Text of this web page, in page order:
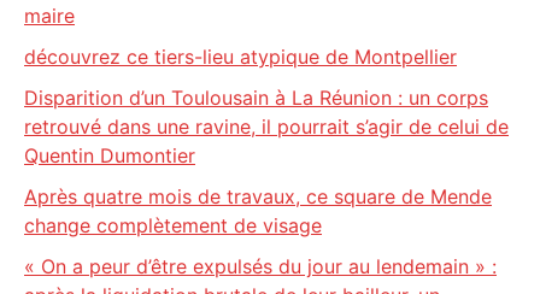
maire
découvrez ce tiers-lieu atypique de Montpellier
Disparition d’un Toulousain à La Réunion : un corps
retrouvé dans une ravine, il pourrait s’agir de celui de
Quentin Dumontier
Après quatre mois de travaux, ce square de Mende
change complètement de visage
« On a peur d’être expulsés du jour au lendemain » :